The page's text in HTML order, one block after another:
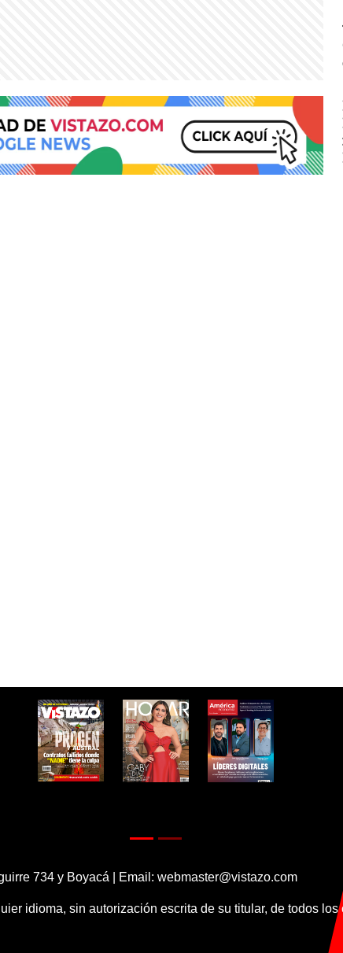
734 y Boyacá | Email: webmaster@vistazo.com
idioma, sin autorización escrita de su titular, de todos los